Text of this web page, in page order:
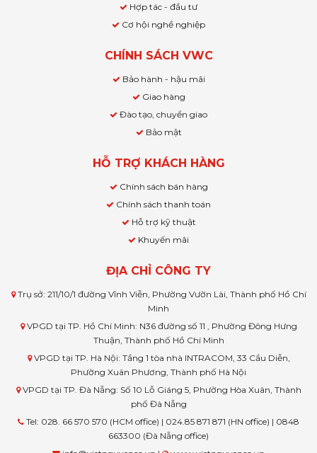
Hợp tác - đầu tư
Cơ hội nghề nghiệp
CHÍNH SÁCH VWC
Bảo hành - hậu mãi
Giao hàng
Đào tạo, chuyển giao
Bảo mật
HỖ TRỢ KHÁCH HÀNG
Chính sách bán hàng
Chính sách thanh toán
Hỗ trợ kỹ thuật
Khuyến mãi
ĐỊA CHỈ CÔNG TY
Trụ sở: 211/10/1 đường Vĩnh Viễn, Phường Vườn Lài, Thành phố Hồ Chí
Minh
VPGD tại TP. Hồ Chí Minh: N36 đường số 11 , Phường Đông Hưng
Thuận, Thành phố Hồ Chí Minh
VPGD tại TP. Hà Nội: Tầng 1 tòa nhà INTRACOM, 33 Cầu Diễn,
Phường Xuân Phương, Thành phố Hà Nội
VPGD tại TP. Đà Nẵng: Số 10 Lỗ Giáng 5, Phường Hòa Xuân, Thành
phố Đà Nẵng
Tel: 028. 66 570 570 (HCM office) | 024.85 871 871 (HN office) | 0848
663300 (Đà Nẵng office)